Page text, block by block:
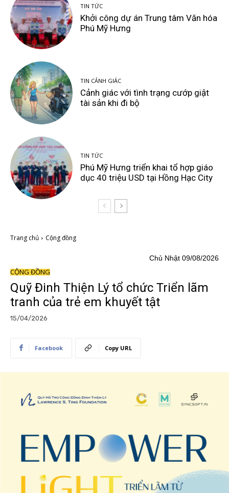
TIN TỨC
Khởi công dự án Trung tâm Văn hóa
Phú Mỹ Hưng
TIN CẢNH GIÁC
Cảnh giác với tình trạng cướp giật
tài sản khi đi bộ
TIN TỨC
Phú Mỹ Hưng triển khai tổ hợp giáo
dục 40 triệu USD tại Hồng Hạc City